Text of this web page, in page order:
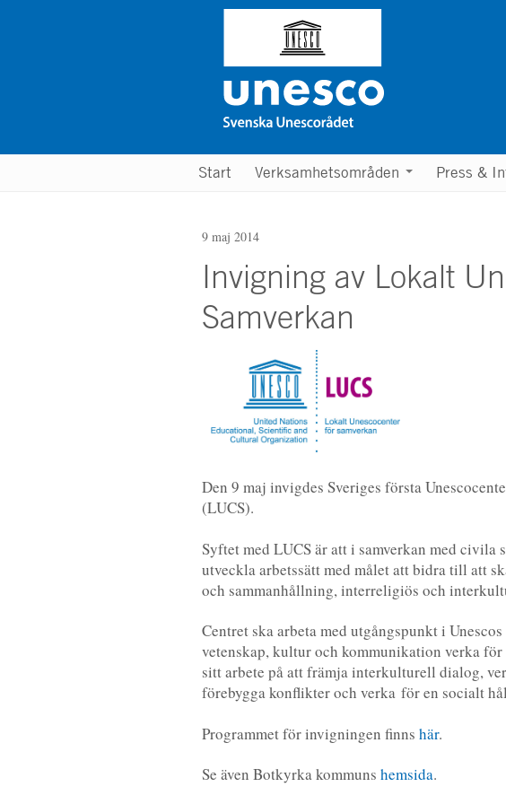
Start Verksamhetsområden Press &
9 maj 2014
Invigning av Lokalt
Samverkan
Den 9 maj invigdes Sveriges första
(LUCS).
Syftet med LUCS är att i samverkan med
utveckla arbetssätt med målet att bidra till att
och sammanhållning, interreligiös och
Centret ska arbeta med utgångspunkt i
vetenskap, kultur och kommunikation verka
sitt arbete på att främja interkulturell dialog,
förebygga konflikter och verka för en socialt
Programmet för invigningen finnshär.
Se även Botkyrka kommunshemsida.